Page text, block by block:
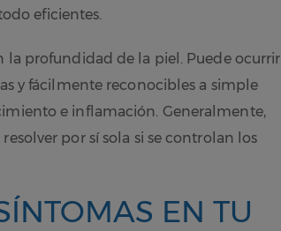
eficientes.
la profundidad de la piel. Puede ocurrir
y fácilmente reconocibles a simple
e inflamación. Generalmente,
por sí sola si se controlan los
EN TU